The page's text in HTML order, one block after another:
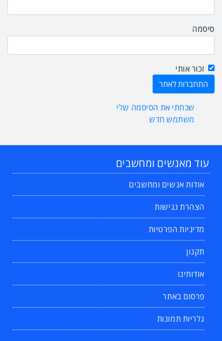
סיסמה
זכור אותי
שכחתי את הסיסמה שלי
משתמש חדש
עוד מאנשים ומחשבים
אודות אנשים ומחשבים
הצהרת נגישות
מדיניות הפרטיות
תקנון
אודותינו
פרסום באתר
גלריות תמונות